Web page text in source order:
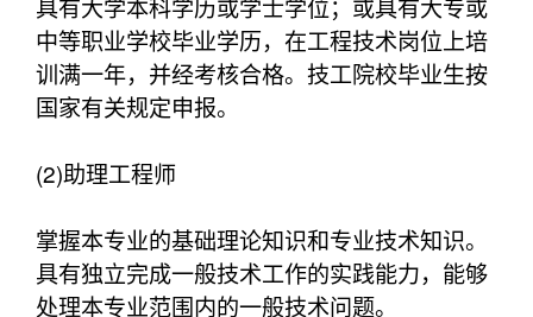
中等职业学校毕业学历，在工程技术岗位上培
训满一年，并经考核合格。技工院校毕业生按
国家有关规定申报。
(2)助理工程师
掌握本专业的基础理论知识和专业技术知识。
具有独立完成一般技术工作的实践能力，能够
处理本专业范围内的一般技术问题。